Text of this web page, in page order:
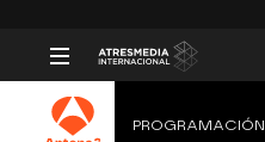
PROGRAMACIÓN